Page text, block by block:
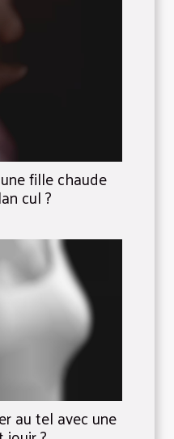
fille chaude
cul ?
au tel avec une